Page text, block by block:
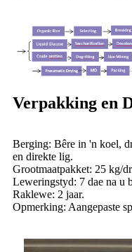
Verpakking en
Berging: Bêre in 'n koel,
en direkte lig.
Grootmaatpakket: 25 kg/
Leweringstyd: 7 dae na u
Raklewe: 2 jaar.
Opmerking: Aangepaste